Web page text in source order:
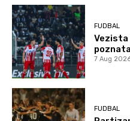
FUDBAL
Vezista
7 Aug
FUDBAL